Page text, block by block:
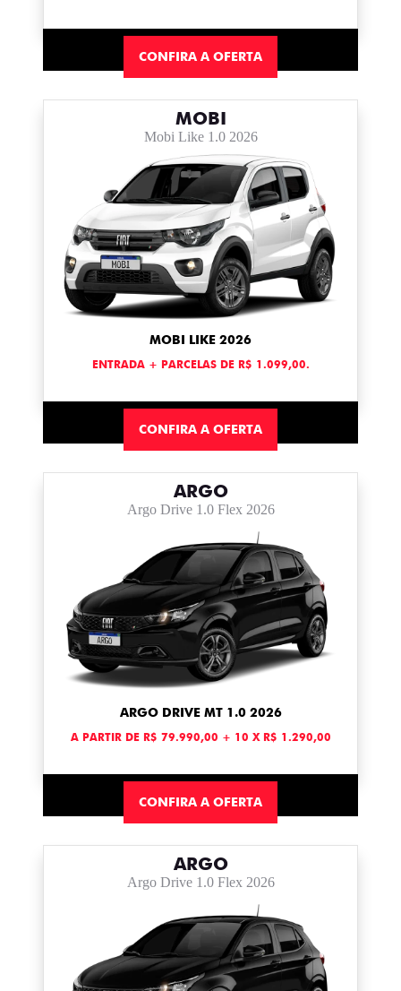
CONFIRA A OFERTA
MOBI
Mobi Like 1.0 2026
MOBI LIKE 2026
ENTRADA + PARCELAS DE R$ 1.099,00.
CONFIRA A OFERTA
ARGO
Argo Drive 1.0 Flex 2026
ARGO DRIVE MT 1.0 2026
A PARTIR DE R$ 79.990,00 + 10 X R$ 1.290,00
CONFIRA A OFERTA
ARGO
Argo Drive 1.0 Flex 2026